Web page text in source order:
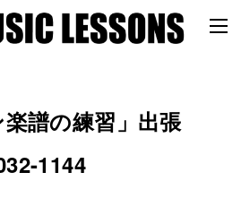
楽譜の練習」出張
­1144